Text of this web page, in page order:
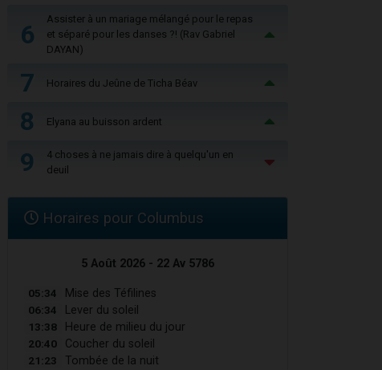
6
Assister à un mariage mélangé pour le repas
et séparé pour les danses ?! (Rav Gabriel
DAYAN)
7 Horaires du Jeûne de Ticha Béav
8 Elyana au buisson ardent
9
4 choses à ne jamais dire à quelqu'un en
deuil
Horaires pour Columbus
5 Août 2026 - 22 Av 5786
05:34 Mise des Téfilines
06:34 Lever du soleil
13:38 Heure de milieu du jour
20:40 Coucher du soleil
21:23 Tombée de la nuit